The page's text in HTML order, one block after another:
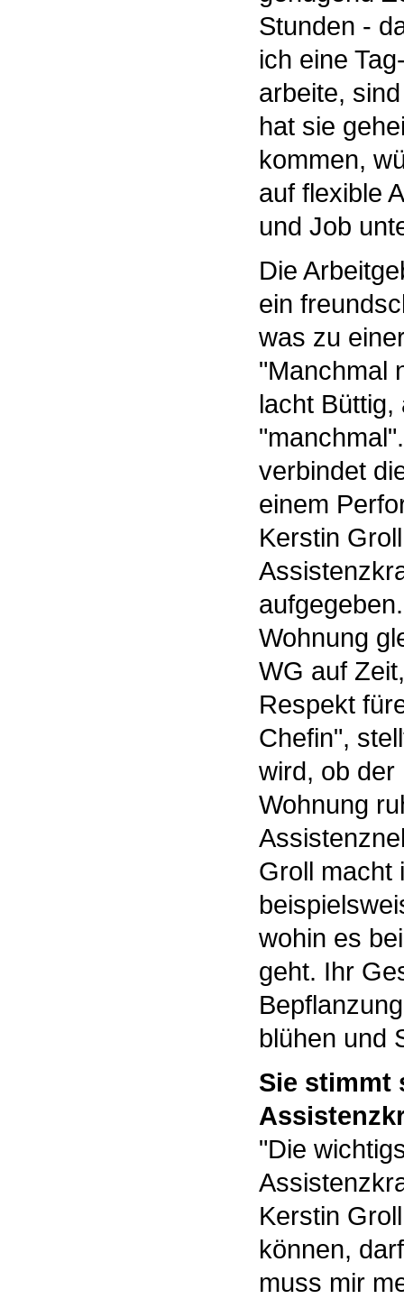
Stunden -
ich eine
arbeite,
hat sie
kommen,
auf flexible
und Job
Die
ein
was zu
"Manchmal
lacht
verbindet
einem
Kerstin
Wohnung
WG auf
Respekt
Chefin",
wird, ob der
Wohnung
Groll macht
wohin es
geht. Ihr
blühen und
Sie stimmt
"Die
Kerstin
können,
muss mir